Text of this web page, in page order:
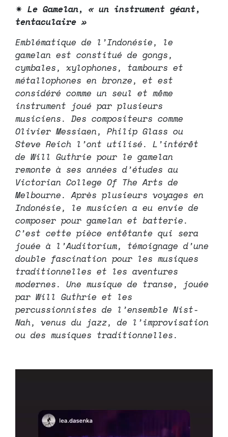
✷ Le Gamelan, « un instrument géant,
tentaculaire »
Emblématique de l’Indonésie, le
gamelan est constitué de gongs,
cymbales, xylophones, tambours et
métallophones en bronze, et est
considéré comme un seul et même
instrument joué par plusieurs
musiciens. Des compositeurs comme
Olivier Messiaen, Philip Glass ou
Steve Reich l’ont utilisé. L’intérêt
de Will Guthrie pour le gamelan
remonte à ses années d’études au
Victorian College Of The Arts de
Melbourne. Après plusieurs voyages en
Indonésie, le musicien a eu envie de
composer pour gamelan et batterie.
C’est cette pièce entêtante qui sera
jouée à l’Auditorium, témoignage d’une
double fascination pour les musiques
traditionnelles et les aventures
modernes. Une musique de transe, jouée
par Will Guthrie et les
percussionnistes de l’ensemble Nist-
Nah, venus du jazz, de l’improvisation
ou des musiques traditionnelles.